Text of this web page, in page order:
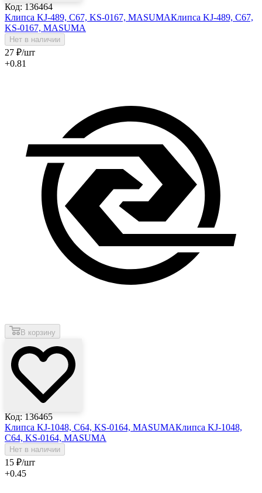
Код: 136464
Клипса KJ-489, C67, KS-0167, MASUMAКлипса KJ-489, C67,
KS-0167, MASUMA
Нет в наличии
27 ₽/шт
+0.81
В корзину
Код: 136465
Клипса KJ-1048, C64, KS-0164, MASUMAКлипса KJ-1048,
C64, KS-0164, MASUMA
Нет в наличии
15 ₽/шт
+0.45